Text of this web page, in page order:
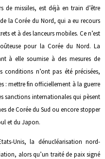
missiles, est déjà en train d’être
la Corée du Nord, qui a eu recours
et à des lanceurs mobiles. Ce n’est
pour la Corée du Nord. La
à elle soumise à des mesures de
conditions n’ont pas été précisées,
: mettre fin officiellement à la guerre
sanctions internationales qui pèsent
de Corée du Sud ou encore stopper
et du Japon.
Unis, la dénucléarisation nord-
alors qu’un traité de paix signé